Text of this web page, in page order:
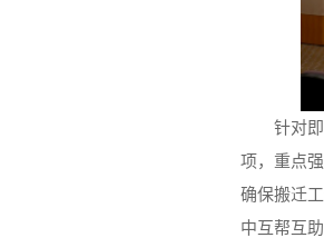
针对
项，重点
确保搬迁
中互帮互